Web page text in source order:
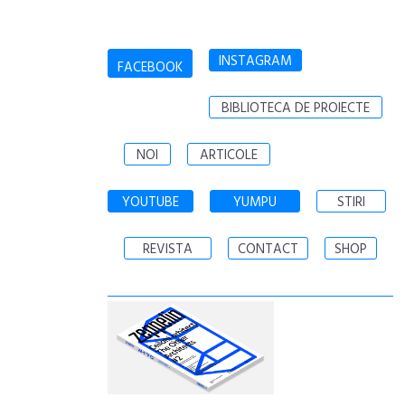
FACEBOOK INSTAGRAM
BIBLIOTECA DE PROIECTE
NOI ARTICOLE
YOUTUBE YUMPU STIRI
REVISTA CONTACT SHOP